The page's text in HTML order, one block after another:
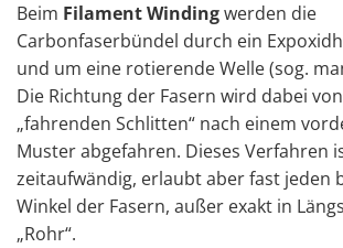
Beim Filament Windingwerden die
Carbonfaserbündel durch ein
und um eine rotierende Welle (sog.
Die Richtung der Fasern wird dabei
„fahrenden Schlitten“ nach einem
Muster abgefahren. Dieses Verfahren
zeitaufwändig, erlaubt aber fast jeden
Winkel der Fasern, außer exakt in
„Rohr“.